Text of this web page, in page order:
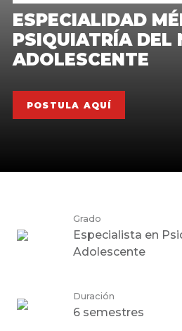
ESPECIALIDAD
PSIQUIATRÍA DEL
ADOLESCENTE
POSTULA AQUÍ
Grado
Especialista en
Adolescente
Duración
6 semestres